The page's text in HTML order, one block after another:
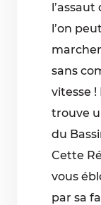
l’on
sans
vitesse !
trouve
du
Cette
vous
par sa